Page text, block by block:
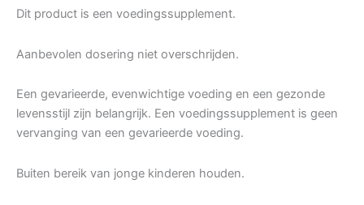
Dit product is een voedingssupplement.
Aanbevolen dosering niet overschrijden.
Een gevarieerde, evenwichtige voeding en een gezonde
levensstijl zijn belangrijk. Een voedingssupplement is geen
vervanging van een gevarieerde voeding.
Buiten bereik van jonge kinderen houden.